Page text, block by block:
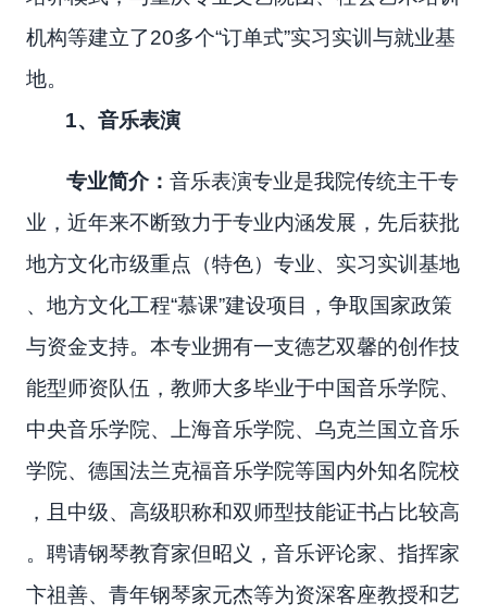
机构等建立了20多个“订单式”实习实训与就业基
地。
1、音乐表演
专业简介： 音乐表演专业是我院传统主干专
业，近年来不断致力于专业内涵发展，先后获批
地方文化市级重点（特色）专业、实习实训基地
、地方文化工程“慕课”建设项目，争取国家政策
与资金支持。本专业拥有一支德艺双馨的创作技
能型师资队伍，教师大多毕业于中国音乐学院、
中央音乐学院、上海音乐学院、乌克兰国立音乐
学院、德国法兰克福音乐学院等国内外知名院校
，且中级、高级职称和双师型技能证书占比较高
。聘请钢琴教育家但昭义，音乐评论家、指挥家
卞祖善、青年钢琴家元杰等为资深客座教授和艺